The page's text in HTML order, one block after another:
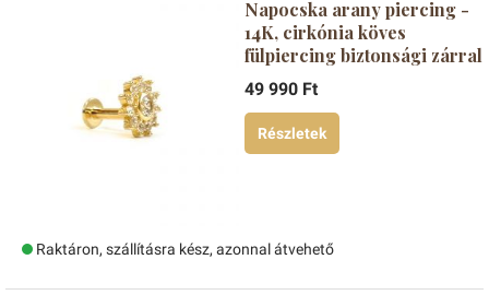
Napocska arany piercing -
14K, cirkónia köves
fülpiercing biztonsági zárral
49 990 Ft
Részletek
Raktáron, szállításra kész, azonnal átvehető